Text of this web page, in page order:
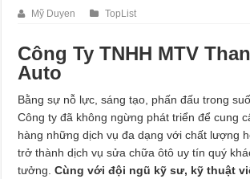
Mỹ Duyen TopList
Công Ty TNHH MTV
Auto
Bằng sự nỗ lực, sáng tạo, phấn đấu trong
Công ty đã không ngừng phát triển để cung
hàng những dịch vụ đa dạng với chất lượng
trở thành dịch vụ sửa chữa ôtô uy tín quý
tưởng.Cùng với đội ngũ kỹ sư, kỹ thuật